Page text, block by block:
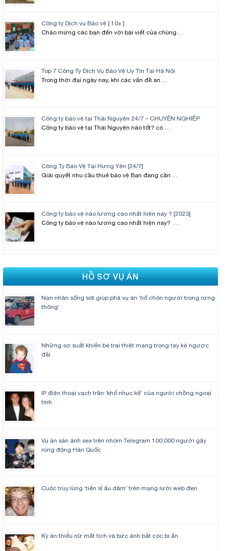
Công ty Dịch vụ Bảo vệ [ 10+ ]
Chào mừng các bạn đến với bài viết của chúng …
Top 7 Công Ty Dịch Vụ Bảo Vệ Uy Tín Tại Hà Nội
Trong thời đại ngày nay, khi các vấn đề an …
Công ty bảo vệ tại Thái Nguyên 24/7 – CHUYÊN NGHIỆP
Công ty bảo vệ tại Thái Nguyên nào tốt? có …
Công Ty Bảo Vệ Tại Hưng Yên [24/7]
Giải quyết nhu cầu thuê bảo vệ Bạn đang cần …
Công ty bảo vệ nào lương cao nhất hiện nay ? [2023]
Công ty bảo vệ nào lương cao nhất hiện nay? …
HỒ SƠ VỤ ÁN
Nạn nhân sống sót giúp phá vụ án ‘hố chôn người trong rừng
thông’
Những sơ suất khiến bé trai thiệt mạng trong tay kẻ ngược
đãi
IP điện thoại vạch trần ‘khổ nhục kế’ của người chồng ngoại
tình
Vụ án săn ảnh sex trên nhóm Telegram 100.000 người gây
rúng động Hàn Quốc
Cuộc truy lùng ‘tiến sĩ ấu dâm’ trên mạng lưới web đen
Kỳ án thiếu nữ mất tích và bức ảnh bắt cóc bí ẩn